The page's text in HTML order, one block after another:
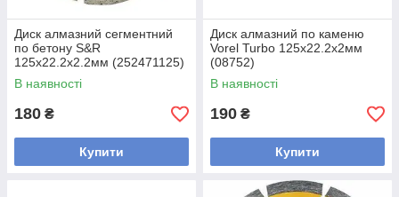
Диск алмазний сегментний
по бетону S&R
125x22.2x2.2мм (252471125)
В наявності
180 ₴
Купити
Диск алмазний по каменю
Vorel Turbo 125x22.2x2мм
(08752)
В наявності
190 ₴
Купити